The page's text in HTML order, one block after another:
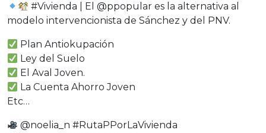
#Vivienda | El@ppopular es la alternativa al
modelo intervencionista de Sánchez y del PNV.
Plan Antiokupación
Ley del Suelo
El Aval Joven.
La Cuenta Ahorro Joven
Etc…
@noelia_n #RutaPPorLaVivienda